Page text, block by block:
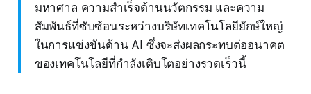
มหาศาล ความสำเร็จด้านนวัตกรรม และความ
สัมพันธ์ที่ซับซ้อนระหว่างบริษัทเทคโนโลยียักษ์ใหญ่
ในการแข่งขันด้าน AI ซึ่งจะส่งผลกระทบต่ออนาคต
ของเทคโนโลยีที่กำลังเติบโตอย่างรวดเร็วนี้